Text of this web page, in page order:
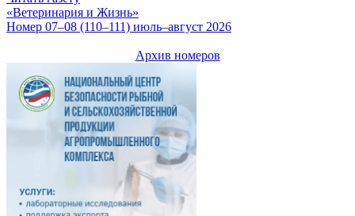
«Ветеринария и Жизнь»
Номер 07–08 (110–111) июль–август 2026
Архив номеров